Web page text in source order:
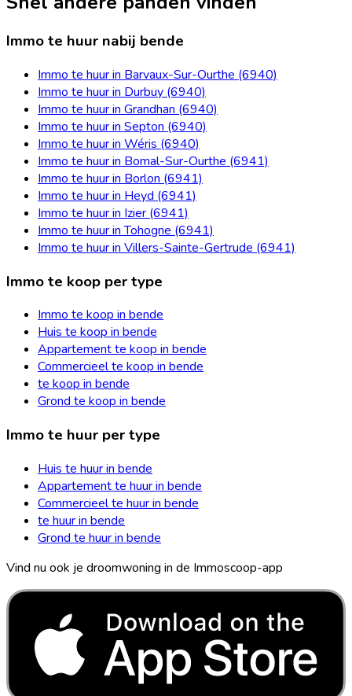
Immo te huur nabij bende
Immo te huur in Barvaux-Sur-Ourthe (6940)
Immo te huur in Durbuy (6940)
Immo te huur in Grandhan (6940)
Immo te huur in Septon (6940)
Immo te huur in Wéris (6940)
Immo te huur in Bomal-Sur-Ourthe (6941)
Immo te huur in Borlon (6941)
Immo te huur in Heyd (6941)
Immo te huur in Izier (6941)
Immo te huur in Tohogne (6941)
Immo te huur in Villers-Sainte-Gertrude (6941)
Immo te koop per type
Immo te koop in bende
Huis te koop in bende
Appartement te koop in bende
Commercieel te koop in bende
te koop in bende
Grond te koop in bende
Immo te huur per type
Huis te huur in bende
Appartement te huur in bende
Commercieel te huur in bende
te huur in bende
Grond te huur in bende
Vind nu ook je droomwoning in de Immoscoop-app